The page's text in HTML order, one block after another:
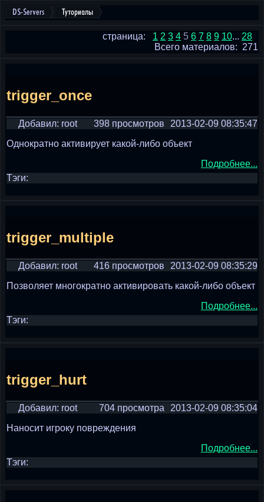
DS-Servers Туториалы
страница: 1 2 3 4 5 6 7 8 9 10... 28
Всего материалов: 271
trigger_once
Добавил: root 2013-02-09 08:35:47
398 просмотров
Однократно активирует какой-либо объект
Подробнее...
Тэги:
trigger_multiple
Добавил: root 2013-02-09 08:35:29
416 просмотров
Позволяет многократно активировать какой-либо объект
Подробнее...
Тэги:
trigger_hurt
Добавил: root 2013-02-09 08:35:04
704 просмотра
Наносит игроку повреждения
Подробнее...
Тэги: